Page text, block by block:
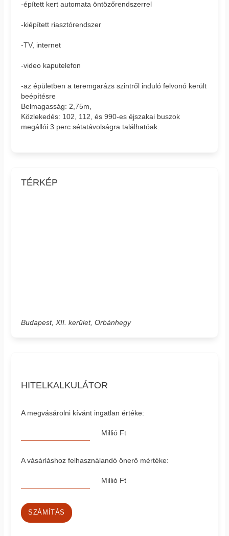
-épített kert automata öntözőrendszerrel
-kiépített riasztórendszer
-TV, internet
-video kaputelefon
-az épületben a teremgarázs szintről induló felvonó került
beépítésre
Belmagasság: 2,75m,
Közlekedés: 102, 112, és 990-es éjszakai buszok
megállói 3 perc sétatávolságra találhatóak.
TÉRKÉP
Budapest, XII. kerület, Orbánhegy
HITELKALKULÁTOR
A megvásárolni kívánt ingatlan értéke:
Millió Ft
A vásárláshoz felhasználandó önerő mértéke:
Millió Ft
SZÁMÍTÁS